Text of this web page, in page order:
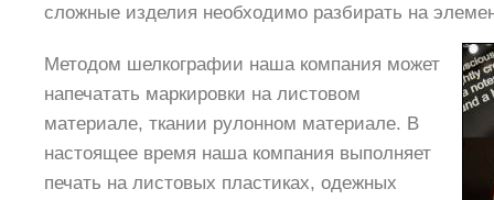
сложные изделия необходимо разбирать на
Методом шелкографии наша компания может
напечатать маркировки на листовом
материале, ткании рулонном материале. В
настоящее время наша компания выполняет
печать на листовых пластиках, одежных